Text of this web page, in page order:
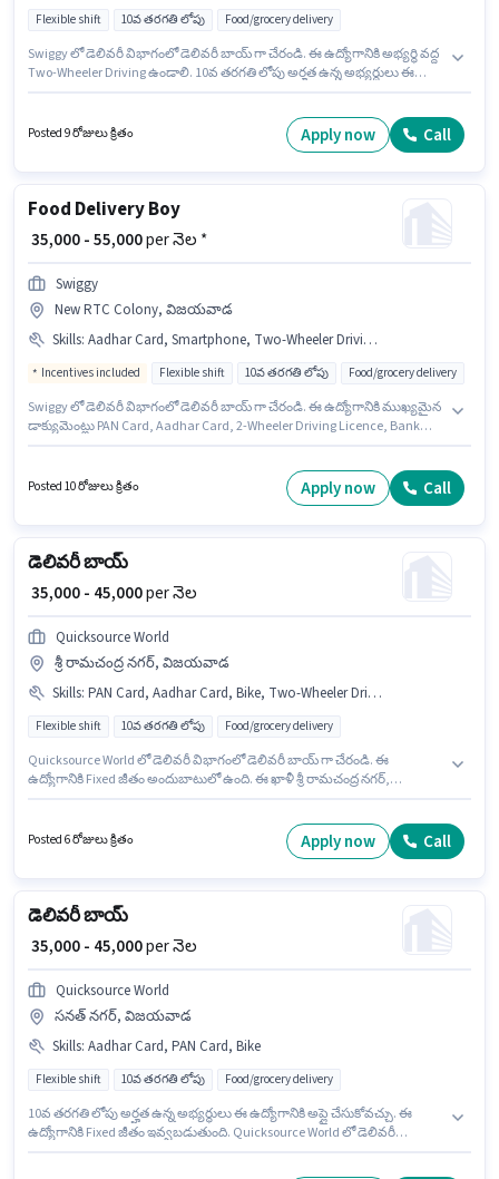
Flexible shift 10వ తరగతి లోపు Food/grocery delivery
Swiggy లో డెలివరీ విభాగంలో డెలివరీ బాయ్ గా చేరండి. ఈ ఉద్యోగానికి అభ్యర్థి వద్ద
Two-Wheeler Driving ఉండాలి. 10వ తరగతి లోపు అర్హత ఉన్న అభ్యర్థులు ఈ
ఉంటుంది. ఈ ఉద్యోగానికి Bike, Smartphone, Cycle కలిగి ఉండటం ముఖ్యం.
Posted 9 రోజులు క్రితం Apply now Call
Food Delivery Boy
₹ 35,000 - 55,000per నెల *
Swiggy
New RTC Colony, విజయవాడ
Skills: Aadhar Card, Smartphone, Two-Wheeler Driving, Bike, PAN Card, 2-Wheeler Driving Licence, Bank Account
Incentives included Flexible shift 10వ తరగతి లోపు Food/grocery delivery
Swiggy లో డెలివరీ విభాగంలో డెలివరీ బాయ్ గా చేరండి. ఈ ఉద్యోగానికి ముఖ్యమైన
డాక్యుమెంట్లు PAN Card, Aadhar Card, 2-Wheeler Driving Licence, Bank
ఉద్యోగం 0 - 6 నెలలు సంవత్సరాల అనుభవం ఉన్న వారికి కోసం అనుకూలంగా
ఉంటుంది. మీరు నెలకు ₹55000 వరకు సంపాదించవచ్చు. ఈ ఉద్యోగానికి Fixed +
Posted 10 రోజులు క్రితం Apply now Call
డెలివరీ బాయ్
₹ 35,000 - 45,000per నెల
Quicksource World
శ్రీ రామచంద్ర నగర్, విజయవాడ
Skills: PAN Card, Aadhar Card, Bike, Two-Wheeler Driving
Flexible shift 10వ తరగతి లోపు Food/grocery delivery
Quicksource World లో డెలివరీ విభాగంలో డెలివరీ బాయ్ గా చేరండి. ఈ
ఉద్యోగానికి Fixed జీతం అందుబాటులో ఉంది. ఈ ఖాళీ శ్రీ రామచంద్ర నగర్,
ఉద్యోగానికి అభ్యర్థి వద్ద Two-Wheeler Driving ఉండాలి.
Posted 6 రోజులు క్రితం Apply now Call
డెలివరీ బాయ్
₹ 35,000 - 45,000per నెల
Quicksource World
సనత్ నగర్, విజయవాడ
Skills: Aadhar Card, PAN Card, Bike
Flexible shift 10వ తరగతి లోపు Food/grocery delivery
10వ తరగతి లోపు అర్హత ఉన్న అభ్యర్థులు ఈ ఉద్యోగానికి అప్లై చేసుకోవచ్చు. ఈ
ఉద్యోగానికి Fixed జీతం ఇవ్వబడుతుంది. Quicksource World లో డెలివరీ